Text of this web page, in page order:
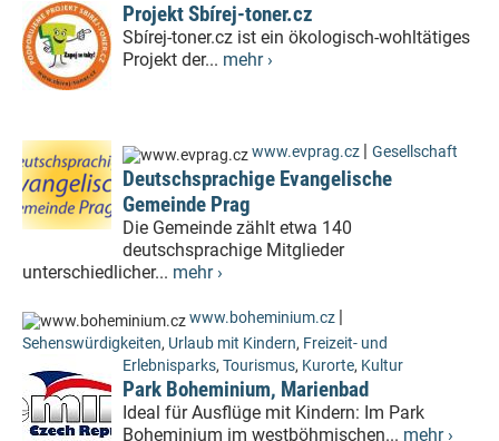
Projekt Sbírej-toner.cz
Sbírej-toner.cz ist ein ökologisch-wohltätiges
Projekt der... mehr ›
www.evprag.cz | Gesellschaft
Deutschsprachige Evangelische
Gemeinde Prag
Die Gemeinde zählt etwa 140
deutschsprachige Mitglieder
unterschiedlicher... mehr ›
www.boheminium.cz |
Sehenswürdigkeiten, Urlaub mit Kindern, Freizeit- und
Erlebnisparks, Tourismus, Kurorte, Kultur
Park Boheminium, Marienbad
Ideal für Ausflüge mit Kindern: Im Park
Boheminium im westböhmischen... mehr ›